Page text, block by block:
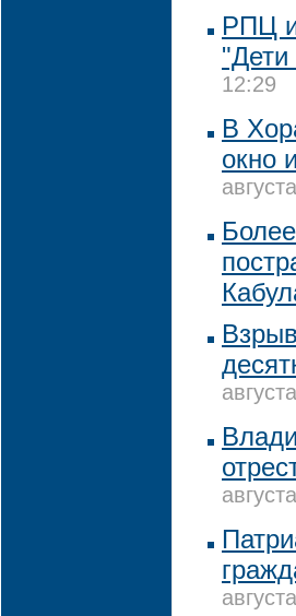
РПЦ
"Дети
12:29
В
окно